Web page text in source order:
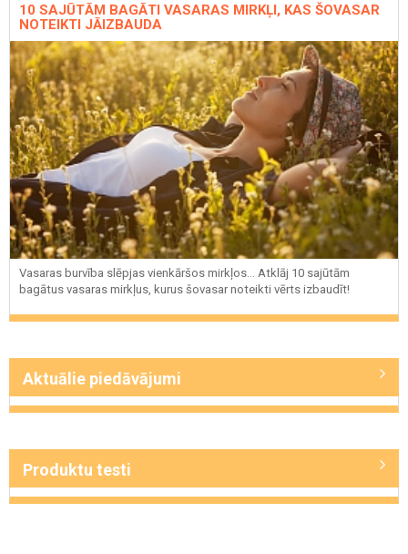
10 SAJŪTĀM BAGĀTI VASARAS MIRKĻI, KAS ŠOVASAR
NOTEIKTI JĀIZBAUDA
Vasaras burvība slēpjas vienkāršos mirkļos... Atklāj 10 sajūtām
bagātus vasaras mirkļus, kurus šovasar noteikti vērts izbaudīt!
Aktuālie piedāvājumi
Produktu testi